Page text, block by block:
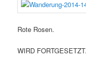
Rote Rosen.
WIRD FORTGESETZT.